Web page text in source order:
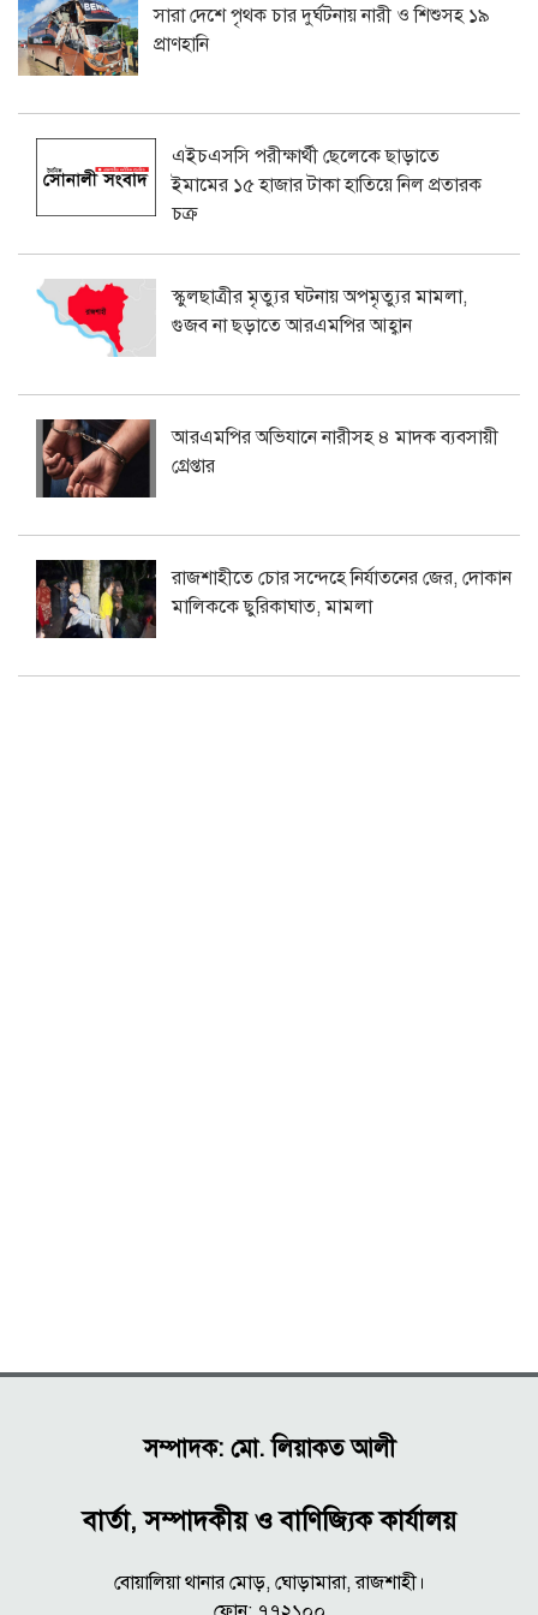
সারা দেশে পৃথক চার দুর্ঘটনায় নারী ও শিশুসহ ১৯
প্রাণহানি
এইচএসসি পরীক্ষার্থী ছেলেকে ছাড়াতে
ইমামের ১৫ হাজার টাকা হাতিয়ে নিল প্রতারক
চক্র
স্কুলছাত্রীর মৃত্যুর ঘটনায় অপমৃত্যুর মামলা,
গুজব না ছড়াতে আরএমপির আহ্বান
আরএমপির অভিযানে নারীসহ ৪ মাদক ব্যবসায়ী
গ্রেপ্তার
রাজশাহীতে চোর সন্দেহে নির্যাতনের জের, দোকান
মালিককে ছুরিকাঘাত, মামলা
সম্পাদক: মো. লিয়াকত আলী
বার্তা, সম্পাদকীয় ও বাণিজ্যিক কার্যালয়
বোয়ালিয়া থানার মোড়, ঘোড়ামারা, রাজশাহী।